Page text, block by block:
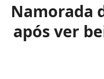
Namorada
após ver